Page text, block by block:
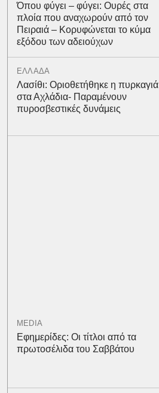
Όπου φύγει – φύγει: Ουρές στα
πλοία που αναχωρούν από τον
Πειραιά – Κορυφώνεται το κύμα
εξόδου των αδειούχων
ΕΛΛΑΔΑ
Λασίθι: Οριοθετήθηκε η πυρκαγιά
στα Αχλάδια- Παραμένουν
πυροσβεστικές δυνάμεις
MEDIA
Εφημερίδες: Οι τίτλοι από τα
πρωτοσέλιδα του Σαββάτου